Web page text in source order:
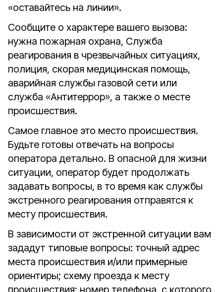
«оставайтесь на линии».
Сообщите о характере вашего вызова:
нужна пожарная охрана, Служба
реагирования в чрезвычайных ситуациях,
полиция, скорая медицинская помощь,
аварийная службы газовой сети или
служба «Антитеррор», а также о месте
происшествия.
Самое главное это место происшествия.
Будьте готовы отвечать на вопросы
оператора детально. В опасной для жизни
ситуации, оператор будет продолжать
задавать вопросы, в то время как службы
экстренного реагирования отправятся к
месту происшествия.
В зависимости от экстренной ситуации вам
зададут типовые вопросы: точный адрес
места происшествия и/или примерные
ориентиры; схему проезда к месту
происшествия; номер телефона, с которого